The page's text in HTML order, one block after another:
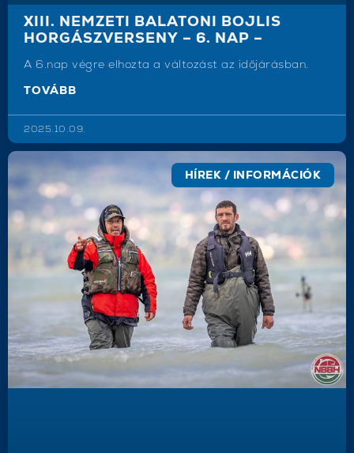
XIII. NEMZETI BALATONI BOJLIS
HORGÁSZVERSENY – 6. NAP –
A 6.nap végre elhozta a változást az időjárásban.
TOVÁBB
2025.10.09.
HÍREK / INFORMÁCIÓK